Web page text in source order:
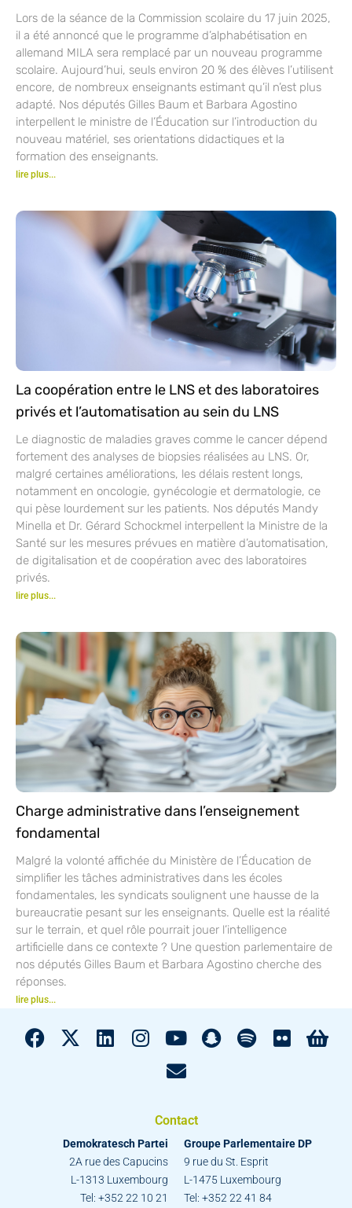
Lors de la séance de la Commission scolaire du 17 juin 2025,
il a été annoncé que le programme d’alphabétisation en
allemand MILA sera remplacé par un nouveau programme
scolaire. Aujourd’hui, seuls environ 20 % des élèves l’utilisent
encore, de nombreux enseignants estimant qu’il n’est plus
adapté. Nos députés Gilles Baum et Barbara Agostino
interpellent le ministre de l’Éducation sur l’introduction du
nouveau matériel, ses orientations didactiques et la
formation des enseignants.
lire plus...
La coopération entre le LNS et des laboratoires
privés et l’automatisation au sein du LNS
Le diagnostic de maladies graves comme le cancer dépend
fortement des analyses de biopsies réalisées au LNS. Or,
malgré certaines améliorations, les délais restent longs,
notamment en oncologie, gynécologie et dermatologie, ce
qui pèse lourdement sur les patients. Nos députés Mandy
Minella et Dr. Gérard Schockmel interpellent la Ministre de la
Santé sur les mesures prévues en matière d’automatisation,
de digitalisation et de coopération avec des laboratoires
privés.
lire plus...
Charge administrative dans l’enseignement
fondamental
Malgré la volonté affichée du Ministère de l’Éducation de
simplifier les tâches administratives dans les écoles
fondamentales, les syndicats soulignent une hausse de la
bureaucratie pesant sur les enseignants. Quelle est la réalité
sur le terrain, et quel rôle pourrait jouer l’intelligence
artificielle dans ce contexte ? Une question parlementaire de
nos députés Gilles Baum et Barbara Agostino cherche des
réponses.
lire plus...
Contact
Demokratesch Partei
2A rue des Capucins
L-1313 Luxembourg
Tel: +352 22 10 21
Groupe Parlementaire DP
9 rue du St. Esprit
L-1475 Luxembourg
Tel: +352 22 41 84